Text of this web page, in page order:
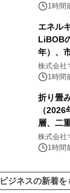
他）・
1時間
エネル
LiBOB
年）、
分析レ
株式会社
1時間
折り畳
（
層、二
を発表
株式会社
1時間
ビジネスの新着を